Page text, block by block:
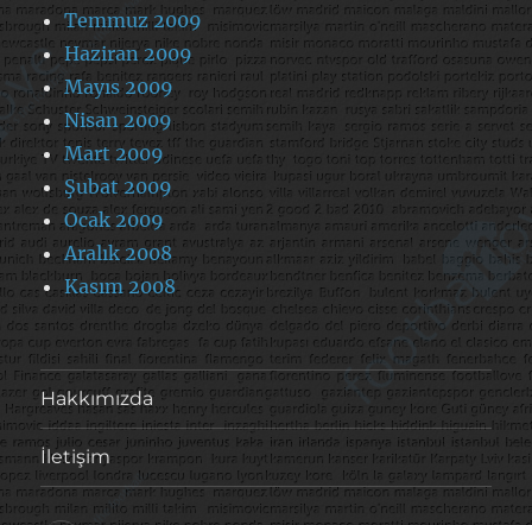
Temmuz 2009
Haziran 2009
Mayıs 2009
Nisan 2009
Mart 2009
Şubat 2009
Ocak 2009
Aralık 2008
Kasım 2008
Hakkımızda
İletişim